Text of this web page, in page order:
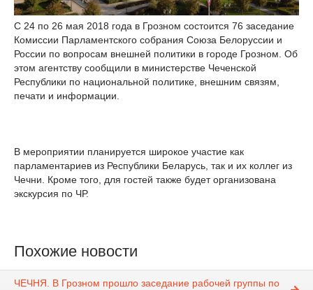
С 24 по 26 мая 2018 года в Грозном состоится 76 заседание
Комиссии Парламентского собрания Союза Белоруссии и
России по вопросам внешней политики в городе Грозном. Об
этом агентству сообщили в министерстве Чеченской
Республики по национальной политике, внешним связям,
печати и информации.
В мероприятии планируется широкое участие как
парламентариев из Республики Беларусь, так и их коллег из
Чечни. Кроме того, для гостей также будет организована
экскурсия по ЧР.
Похожие новости
ЧЕЧНЯ. В Грозном прошло заседание рабочей группы по